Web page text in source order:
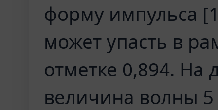
форму импульса
может упасть в
отметке 0,894. На
величина волны 5